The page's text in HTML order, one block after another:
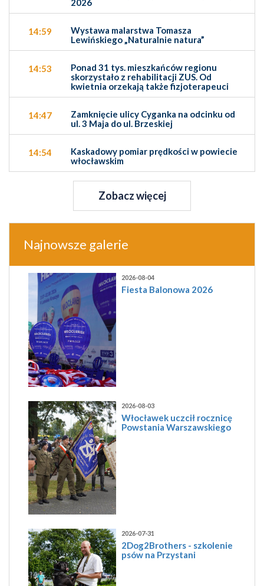
2026
14:59
Wystawa malarstwa Tomasza
Lewińskiego „Naturalnie natura”
14:53
Ponad 31 tys. mieszkańców regionu
skorzystało z rehabilitacji ZUS. Od
kwietnia orzekają także fizjoterapeuci
14:47
Zamknięcie ulicy Cyganka na odcinku od
ul. 3 Maja do ul. Brzeskiej
14:54
Kaskadowy pomiar prędkości w powiecie
włocławskim
Zobacz więcej
Najnowsze galerie
2026-08-04
Fiesta Balonowa 2026
2026-08-03
Włocławek uczcił rocznicę
Powstania Warszawskiego
2026-07-31
2Dog2Brothers - szkolenie
psów na Przystani